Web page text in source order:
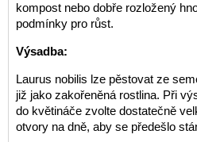
kompost nebo dobře rozložený
podmínky pro růst.
Výsadba:
Laurus nobilis lze pěstovat ze
již jako zakořeněná rostlina. Při
do květináče zvolte dostatečně
otvory na dně, aby se předešlo